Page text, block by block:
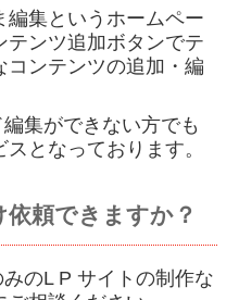
集というホームペー
テンツ追加ボタンでテ
コンテンツの追加・編
集ができない方でも
となっております。
頼できますか？
のL P サイトの制作な